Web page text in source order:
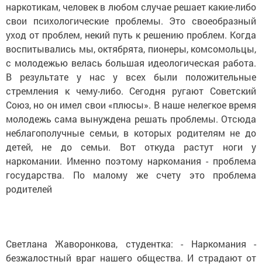
наркотикам, человек в любом случае решает какие-либо
свои психологические проблемы. Это своеобразный
уход от проблем, некий путь к решению проблем. Когда
воспитывались мы, октябрята, пионеры, комсомольцы,
с молодежью велась большая идеологическая работа.
В результате у нас у всех были положительные
стремления к чему-либо. Сегодня ругают Советский
Союз, но он имел свои «плюсы». В наше нелегкое время
молодежь сама вынуждена решать проблемы. Отсюда
неблагополучные семьи, в которых родителям не до
детей, не до семьи. Вот откуда растут ноги у
наркомании. Именно поэтому наркомания - проблема
государства. По малому же счету это проблема
родителей
Светлана Жаворонкова, студентка: - Наркомания -
безжалостный враг нашего общества. И страдают от